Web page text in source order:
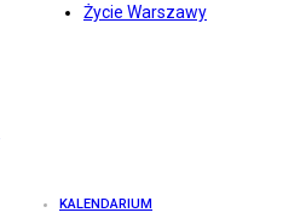
Życie Warszawy
KALENDARIUM